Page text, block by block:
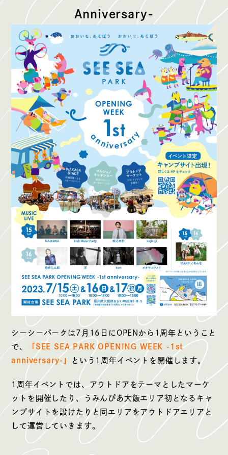
Anniversary-
シーシーパークは7月16日にOPENから1周年ということ
で、
「SEE SEA PARK OPENING WEEK -1st
anniversary-」
という1周年イベントを開催します。
1周年イベントでは、アウトドアをテーマとしたマーケ
ットを開催したり、うみんぴあ大飯エリア初となるキャ
ンプサイトを設けたりと同エリアをアウトドアエリアと
して運営していきます。